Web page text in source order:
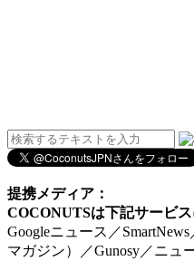
提携メディア：
COCONUTSは下記サービ
Googleニュース／
マガジン）／Gunosy／ニュ